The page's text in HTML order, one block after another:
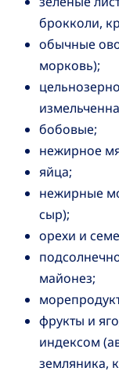
брокколи,
обычные
морковь);
бобовые;
нежирное
яйца;
нежирные
сыр);
орехи и
майонез;
фрукты и
индексом
земляника,